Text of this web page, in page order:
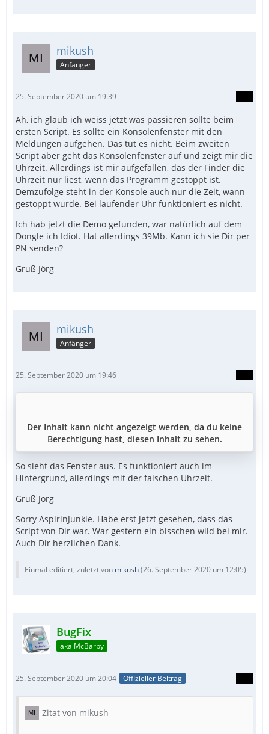
mikush
Anfänger
25. September 2020 um 19:39
Ah, ich glaub ich weiss jetzt was passieren sollte beim
ersten Script. Es sollte ein Konsolenfenster mit den
Meldungen aufgehen. Das tut es nicht. Beim zweiten
Script aber geht das Konsolenfenster auf und zeigt mir die
Uhrzeit. Allerdings ist mir aufgefallen, das der Finder die
Uhrzeit nur liest, wenn das Programm gestoppt ist.
Demzufolge steht in der Konsole auch nur die Zeit, wann
gestoppt wurde. Bei laufender Uhr funktioniert es nicht.
Ich hab jetzt die Demo gefunden, war natürlich auf dem
Dongle ich Idiot. Hat allerdings 39Mb. Kann ich sie Dir per
PN senden?
Gruß Jörg
mikush
Anfänger
25. September 2020 um 19:46
Der Inhalt kann nicht angezeigt werden, da du keine
Berechtigung hast, diesen Inhalt zu sehen.
So sieht das Fenster aus. Es funktioniert auch im
Hintergrund, allerdings mit der falschen Uhrzeit.
Gruß Jörg
Sorry AspirinJunkie. Habe erst jetzt gesehen, dass das
Script von Dir war. War gestern ein bisschen wild bei mir.
Auch Dir herzlichen Dank.
Einmal editiert, zuletzt von mikush(26. September 2020 um 12:05)
BugFix
aka McBarby
25. September 2020 um 20:04 Offizieller Beitrag
Zitat von mikush